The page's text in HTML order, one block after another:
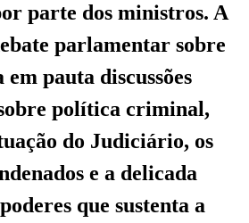
parte dos ministros. A
parlamentar sobre
pauta discussões
política criminal,
do Judiciário, os
e a delicada
que sustenta a